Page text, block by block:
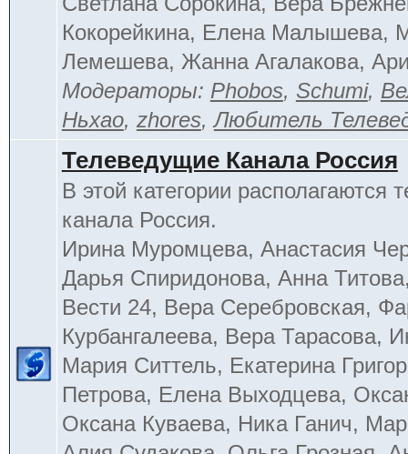
Кокорейкина, Елена Малышева,
Лемешева, Жанна Агалакова,
Модераторы: Phobos, Schumi,
Ньхао, zhores,Любитель
Телеведущие Канала Россия
В этой категории располагаются
канала Россия.
Ирина Муромцева, Анастасия
Дарья Спиридонова, Анна
Вести 24, Вера Серебровская,
Курбангалеева, Вера Тарасова,
Мария Ситтель, Екатерина
Петрова, Елена Выходцева,
Оксана Куваева, Ника Ганич,